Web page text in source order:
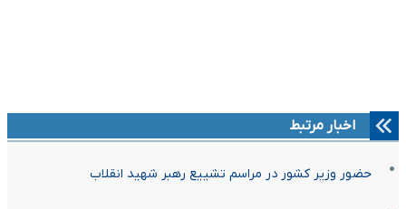
اخبار مرتبط
حضور وزیر کشور در مراسم تشییع رهبر شهید انقلاب